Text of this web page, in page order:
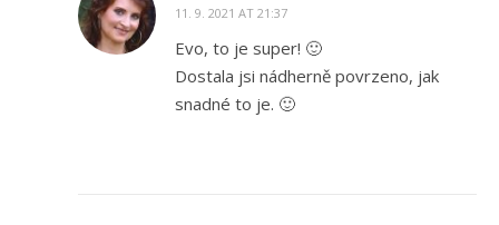
11. 9. 2021 AT 21:37
Evo, to je super! 🙂
Dostala jsi nádherně povrzeno, jak
snadné to je. 🙂